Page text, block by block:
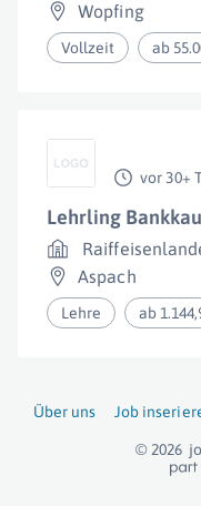
Wopfing
Vollzeit ab
vor 30+
Lehrling
Aspach
Lehre ab
Über uns Job
© 2026